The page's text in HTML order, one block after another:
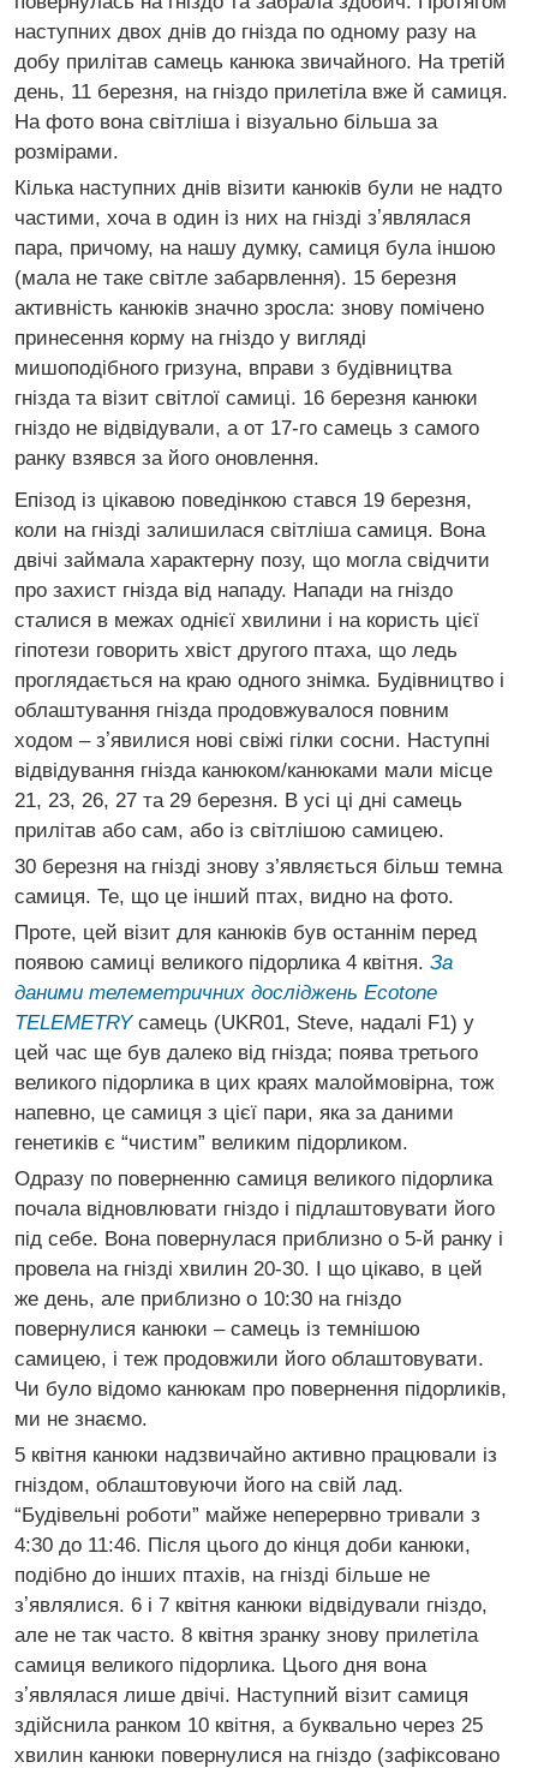
наступних двох днів до гнізда по одному разу на
добу прилітав самець канюка звичайного. На третій
день, 11 березня, на гніздо прилетіла вже й самиця.
На фото вона світліша і візуально більша за
розмірами.
Кілька наступних днів візити канюків були не надто
частими, хоча в один із них на гнізді зʼявлялася
пара, причому, на нашу думку, самиця була іншою
(мала не таке світле забарвлення). 15 березня
активність канюків значно зросла: знову помічено
принесення корму на гніздо у вигляді
мишоподібного гризуна, вправи з будівництва
гнізда та візит світлої самиці. 16 березня канюки
гніздо не відвідували, а от 17-го самець з самого
ранку взявся за його оновлення.
Епізод із цікавою поведінкою стався 19 березня,
коли на гнізді залишилася світліша самиця. Вона
двічі займала характерну позу, що могла свідчити
про захист гнізда від нападу. Напади на гніздо
сталися в межах однієї хвилини і на користь цієї
гіпотези говорить хвіст другого птаха, що ледь
проглядається на краю одного знімка. Будівництво і
облаштування гнізда продовжувалося повним
ходом – зʼявилися нові свіжі гілки сосни. Наступні
відвідування гнізда канюком/канюками мали місце
21, 23, 26, 27 та 29 березня. В усі ці дні самець
прилітав або сам, або із світлішою самицею.
30 березня на гнізді знову з’являється більш темна
самиця. Те, що це інший птах, видно на фото.
Проте, цей візит для канюків був останнім перед
появою самиці великого підорлика 4 квітня. За
даними телеметричних досліджень Ecotone
TELEMETRYсамець (UKR01, Steve, надалі F1) у
цей час ще був далеко від гнізда; поява третього
великого підорлика в цих краях малоймовірна, тож
напевно, це самиця з цієї пари, яка за даними
генетиків є “чистим” великим підорликом.
Одразу по поверненню самиця великого підорлика
почала відновлювати гніздо і підлаштовувати його
під себе. Вона повернулася приблизно о 5-й ранку і
провела на гнізді хвилин 20-30. І що цікаво, в цей
же день, але приблизно о 10:30 на гніздо
повернулися канюки – самець із темнішою
самицею, і теж продовжили його облаштовувати.
Чи було відомо канюкам про повернення підорликів,
ми не знаємо.
5 квітня канюки надзвичайно активно працювали із
гніздом, облаштовуючи його на свій лад.
“Будівельні роботи” майже неперервно тривали з
4:30 до 11:46. Після цього до кінця доби канюки,
подібно до інших птахів, на гнізді більше не
зʼявлялися. 6 і 7 квітня канюки відвідували гніздо,
але не так часто. 8 квітня зранку знову прилетіла
самиця великого підорлика. Цього дня вона
зʼявлялася лише двічі. Наступний візит самиця
здійснила ранком 10 квітня, а буквально через 25
хвилин канюки повернулися на гніздо (зафіксовано